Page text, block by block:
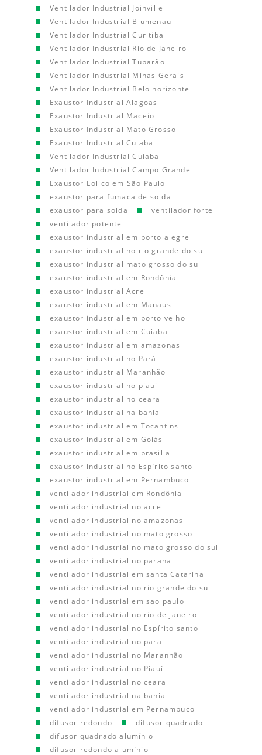
Ventilador Industrial Joinville
Ventilador Industrial Blumenau
Ventilador Industrial Curitiba
Ventilador Industrial Rio de Janeiro
Ventilador Industrial Tubarão
Ventilador Industrial Minas Gerais
Ventilador Industrial Belo horizonte
Exaustor Industrial Alagoas
Exaustor Industrial Maceio
Exaustor Industrial Mato Grosso
Exaustor Industrial Cuiaba
Ventilador Industrial Cuiaba
Ventilador Industrial Campo Grande
Exaustor Eolico em São Paulo
exaustor para fumaca de solda
exaustor para solda
ventilador forte
ventilador potente
exaustor industrial em porto alegre
exaustor industrial no rio grande do sul
exaustor industrial mato grosso do sul
exaustor industrial em Rondônia
exaustor industrial Acre
exaustor industrial em Manaus
exaustor industrial em porto velho
exaustor industrial em Cuiaba
exaustor industrial em amazonas
exaustor industrial no Pará
exaustor industrial Maranhão
exaustor industrial no piaui
exaustor industrial no ceara
exaustor industrial na bahia
exaustor industrial em Tocantins
exaustor industrial em Goiás
exaustor industrial em brasilia
exaustor industrial no Espírito santo
exaustor industrial em Pernambuco
ventilador industrial em Rondônia
ventilador industrial no acre
ventilador industrial no amazonas
ventilador industrial no mato grosso
ventilador industrial no mato grosso do sul
ventilador industrial no parana
ventilador industrial em santa Catarina
ventilador industrial no rio grande do sul
ventilador industrial em sao paulo
ventilador industrial no rio de janeiro
ventilador industrial no Espírito santo
ventilador industrial no para
ventilador industrial no Maranhão
ventilador industrial no Piauí
ventilador industrial no ceara
ventilador industrial na bahia
ventilador industrial em Pernambuco
difusor redondo
difusor quadrado
difusor quadrado alumínio
difusor redondo alumínio